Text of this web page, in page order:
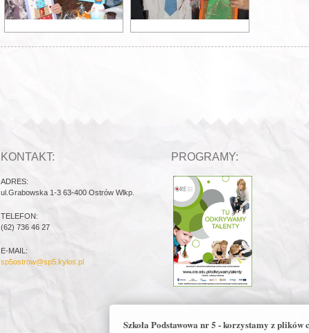
KONTAKT:
ADRES:
ul.Grabowska 1-3 63-400 Ostrów Wlkp.
TELEFON:
(62) 736 46 27
E-MAIL:
sp5ostrow@sp5.kylos.pl
PROGRAMY:
Szkoła Podstawowa nr 5 - korzystamy z plików